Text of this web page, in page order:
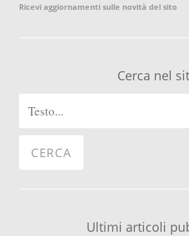
Ricevi aggiornamenti sulle novità del sito
Cerca nel
Ultimi articoli